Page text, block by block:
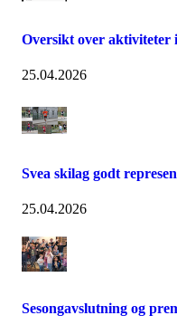
Oversikt over aktiviteter
25.04.2026
Svea skilag godt
25.04.2026
Sesongavslutning og